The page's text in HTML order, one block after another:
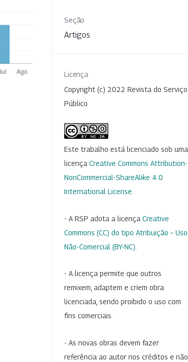
Seção
Artigos
Licença
Copyright (c) 2022 Revista do Serviço
Público
Este trabalho está licenciado sob uma
licença Creative Commons Attribution-
NonCommercial-ShareAlike 4.0
International License
- A RSP adota a licença Creative
Commons (CC) do tipo Atribuição – Uso
Não-Comercial (BY-NC)
- A licença permite que outros
remixem, adaptem e criem obra
licenciada, sendo proibido o uso com
fins comerciais.
- As novas obras devem fazer
referência ao autor nos créditos e não